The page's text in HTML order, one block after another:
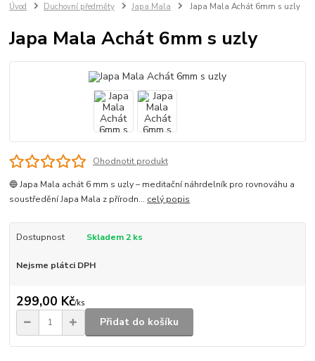
Úvod Duchovní předměty Japa Mala Japa Mala Achát 6mm s uzly
Japa Mala Achát 6mm s uzly
Ohodnotit produkt
🔵 Japa Mala achát 6 mm s uzly – meditační náhrdelník pro rovnováhu a
soustředění Japa Mala z přírodn... celý popis
Dostupnost Skladem 2 ks
Nejsme plátci DPH
299,00 Kč/ks
Přidat do košíku